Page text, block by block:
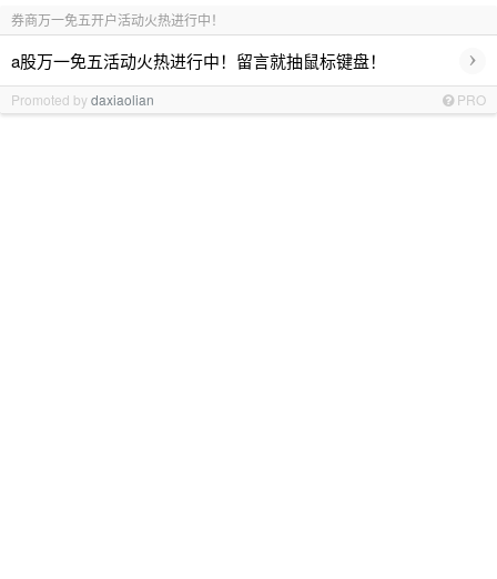
券商万一免五开户活动火热进行中！
a股万一免五活动火热进行中！留言就抽鼠标键盘！ ›
Promoted bydaxiaolian PRO